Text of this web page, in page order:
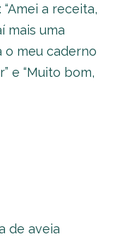
a receita,
mais uma
o meu caderno
e “Muito bom,
de aveia